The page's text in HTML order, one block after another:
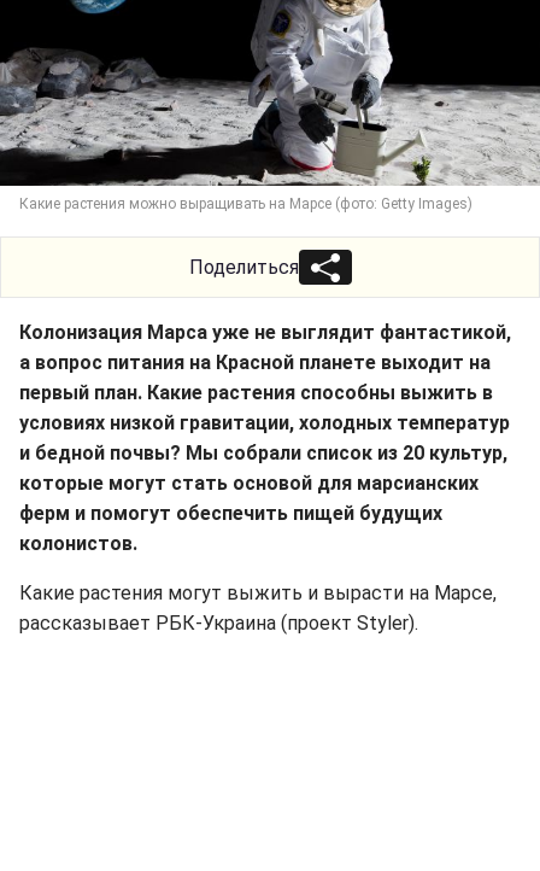
Какие растения можно выращивать на Марсе (фото: Getty Images)
Поделиться
Колонизация Марса уже не выглядит фантастикой,
а вопрос питания на Красной планете выходит на
первый план. Какие растения способны выжить в
условиях низкой гравитации, холодных температур
и бедной почвы? Мы собрали список из 20 культур,
которые могут стать основой для марсианских
ферм и помогут обеспечить пищей будущих
колонистов.
Какие растения могут выжить и вырасти на Марсе,
рассказывает РБК-Украина (проект Styler).